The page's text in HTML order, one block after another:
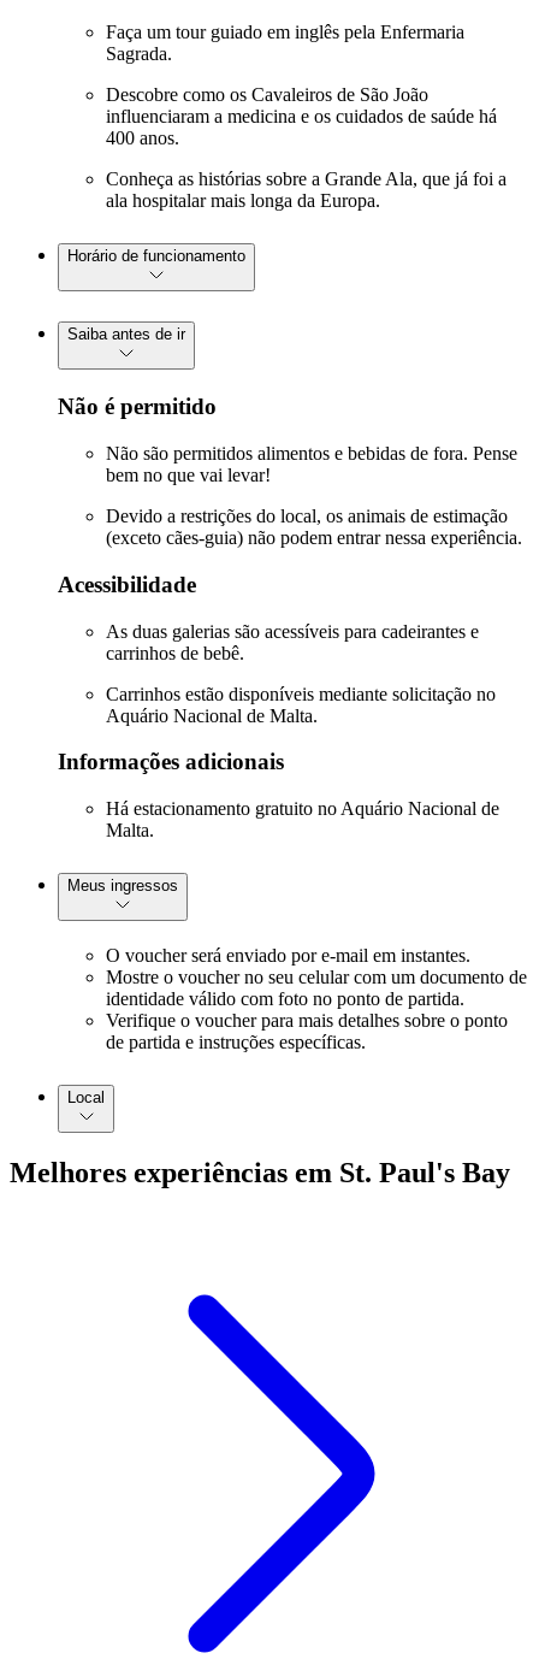
Faça um tour guiado em inglês pela Enfermaria
Sagrada.
Descobre como os Cavaleiros de São João
influenciaram a medicina e os cuidados de saúde há
400 anos.
Conheça as histórias sobre a Grande Ala, que já foi a
ala hospitalar mais longa da Europa.
Horário de funcionamento
Saiba antes de ir
Não é permitido
Não são permitidos alimentos e bebidas de fora. Pense
bem no que vai levar!
Devido a restrições do local, os animais de estimação
(exceto cães-guia) não podem entrar nessa experiência.
Acessibilidade
As duas galerias são acessíveis para cadeirantes e
carrinhos de bebê.
Carrinhos estão disponíveis mediante solicitação no
Aquário Nacional de Malta.
Informações adicionais
Há estacionamento gratuito no Aquário Nacional de
Malta.
Meus ingressos
O voucher será enviado por e-mail em instantes.
Mostre o voucher no seu celular com um documento de
identidade válido com foto no ponto de partida.
Verifique o voucher para mais detalhes sobre o ponto
de partida e instruções específicas.
Local
Melhores experiências em St. Paul's Bay